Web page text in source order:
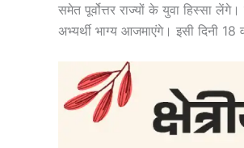
समेत पूर्वोत्तर राज्यों के युवा हिस्सा
अभ्यर्थी भाग्य आजमाएंगे। इसी दिनी 18